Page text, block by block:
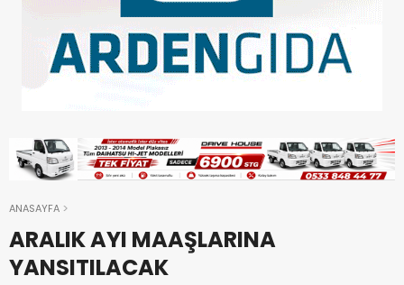
ANASAYFA
ARALIK AYI MAAŞLARINA
YANSITILACAK